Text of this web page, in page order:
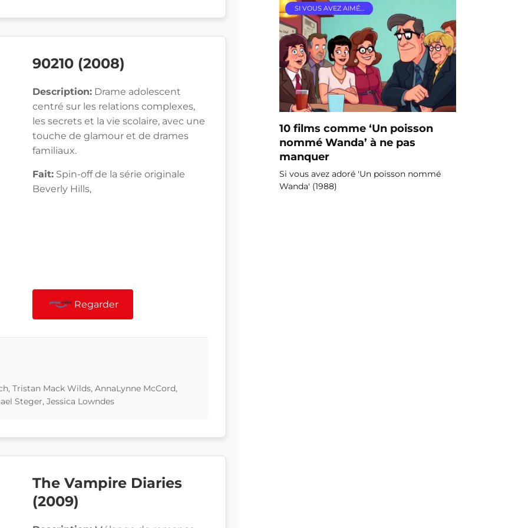
90210 (2008)
Description: Drame adolescent
centré sur les relations complexes,
les secrets et la vie scolaire, avec une
touche de glamour et de drames
familiaux.
Fait: Spin-off de la série originale
Beverly Hills,
Regarder
Tristan Mack Wilds, AnnaLynne McCord,
Steger, Jessica Lowndes
The Vampire Diaries
(2009)
SI VOUS AVEZ AIMÉ…
10 films comme ‘Un poisson
nommé Wanda’ à ne pas
manquer
Si vous avez adoré 'Un poisson nommé
Wanda' (1988)